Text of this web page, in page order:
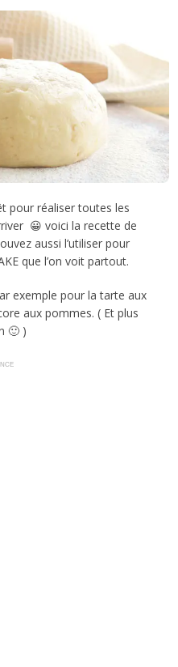
pour réaliser toutes les
😀 voici la recette de
aussi l’utiliser pour
que l’on voit partout.
exemple pour la tarte aux
aux pommes. ( Et plus
🙂 )